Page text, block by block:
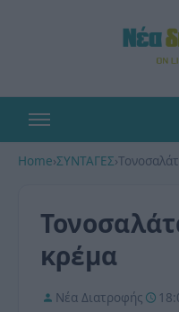
Home›ΣΥΝΤΑΓΕΣ›
κρέμα
Νέα Διατροφής